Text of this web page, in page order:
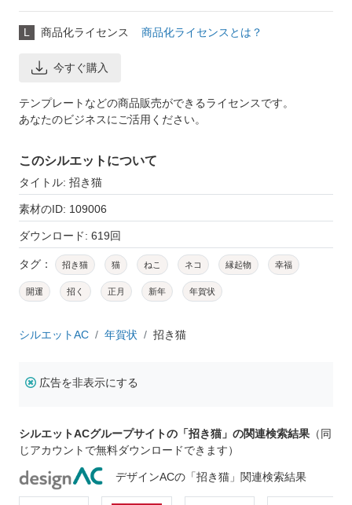
L 商品化ライセンス 商品化ライセンスとは？
今すぐ購入
テンプレートなどの商品販売ができるライセンスです。
あなたのビジネスにご活用ください。
このシルエットについて
タイトル: 招き猫
素材のID: 109006
ダウンロード: 619回
タグ： 招き猫 猫 ねこ ネコ 縁起物 幸福
開運 招く 正月 新年 年賀状
シルエットAC 年賀状 招き猫
広告を非表示にする
シルエットACグループサイトの「招き猫」の関連検索結果 （同
じアカウントで無料ダウンロードできます）
デザインACの「招き猫」関連検索結果